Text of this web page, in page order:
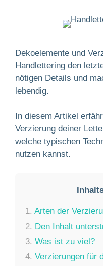
Dekoelemente und
Handlettering den
nötigen Details und
lebendig.
In diesem Artikel
Verzierung deiner
welche typischen
nutzen kannst.
1. Arten der
2. Den Inhalt
3. Was ist zu viel?
4. Verzierungen für